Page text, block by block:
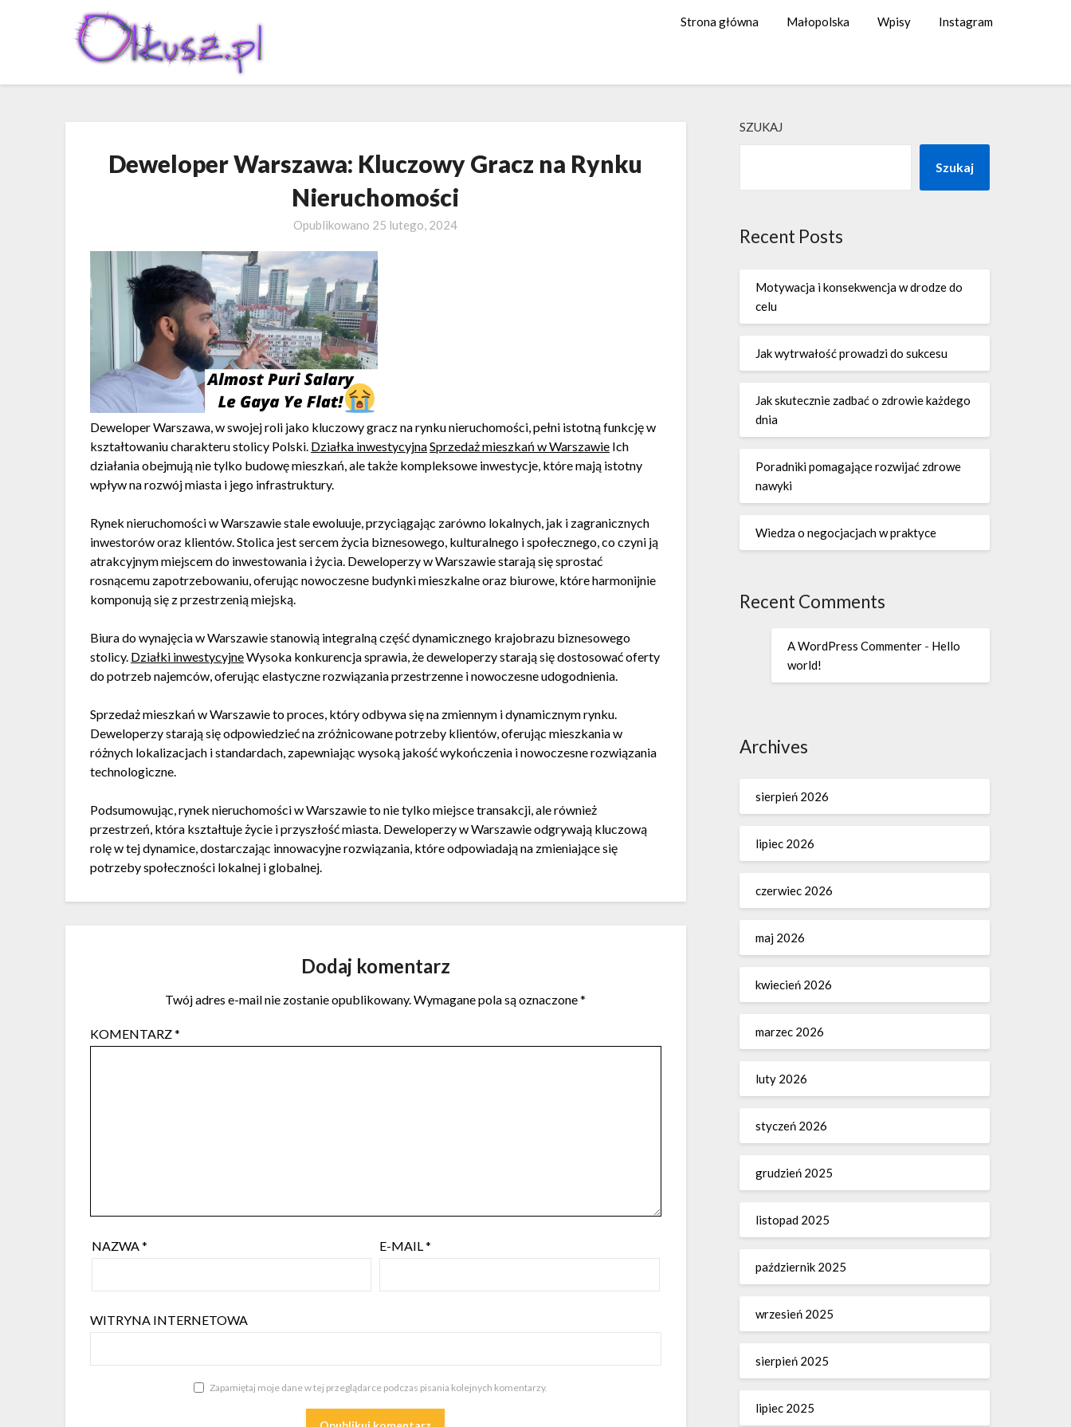
Strona główna Małopolska Wpisy Instagram
Deweloper Warszawa: Kluczowy Gracz na Rynku
Nieruchomości
Opublikowano 25 lutego, 2024
Deweloper Warszawa, w swojej roli jako kluczowy gracz na rynku nieruchomości, pełni istotną funkcję w
kształtowaniu charakteru stolicy Polski. Działka inwestycyjnaSprzedaż mieszkań w Warszawie Ich
działania obejmują nie tylko budowę mieszkań, ale także kompleksowe inwestycje, które mają istotny
wpływ na rozwój miasta i jego infrastruktury.
Rynek nieruchomości w Warszawie stale ewoluuje, przyciągając zarówno lokalnych, jak i zagranicznych
inwestorów oraz klientów. Stolica jest sercem życia biznesowego, kulturalnego i społecznego, co czyni ją
atrakcyjnym miejscem do inwestowania i życia. Deweloperzy w Warszawie starają się sprostać
rosnącemu zapotrzebowaniu, oferując nowoczesne budynki mieszkalne oraz biurowe, które harmonijnie
komponują się z przestrzenią miejską.
Biura do wynajęcia w Warszawie stanowią integralną część dynamicznego krajobrazu biznesowego
stolicy. Działki inwestycyjneWysoka konkurencja sprawia, że deweloperzy starają się dostosować oferty
do potrzeb najemców, oferując elastyczne rozwiązania przestrzenne i nowoczesne udogodnienia.
Sprzedaż mieszkań w Warszawie to proces, który odbywa się na zmiennym i dynamicznym rynku.
Deweloperzy starają się odpowiedzieć na zróżnicowane potrzeby klientów, oferując mieszkania w
różnych lokalizacjach i standardach, zapewniając wysoką jakość wykończenia i nowoczesne rozwiązania
technologiczne.
Podsumowując, rynek nieruchomości w Warszawie to nie tylko miejsce transakcji, ale również
przestrzeń, która kształtuje życie i przyszłość miasta. Deweloperzy w Warszawie odgrywają kluczową
rolę w tej dynamice, dostarczając innowacyjne rozwiązania, które odpowiadają na zmieniające się
potrzeby społeczności lokalnej i globalnej.
Dodaj komentarz
Twój adres e-mail nie zostanie opublikowany.Wymagane pola są oznaczone*
KOMENTARZ*
NAZWA* E-MAIL*
WITRYNA INTERNETOWA
Zapamiętaj moje dane w tej przeglądarce podczas pisania kolejnych komentarzy.
SZUKAJ
Szukaj
Recent Posts
Motywacja i konsekwencja w drodze do
celu
Jak wytrwałość prowadzi do sukcesu
Jak skutecznie zadbać o zdrowie każdego
dnia
Poradniki pomagające rozwijać zdrowe
nawyki
Wiedza o negocjacjach w praktyce
Recent Comments
A WordPress Commenter- Hello
world!
Archives
sierpień 2026
lipiec 2026
czerwiec 2026
maj 2026
kwiecień 2026
marzec 2026
luty 2026
styczeń 2026
grudzień 2025
listopad 2025
październik 2025
wrzesień 2025
sierpień 2025
lipiec 2025